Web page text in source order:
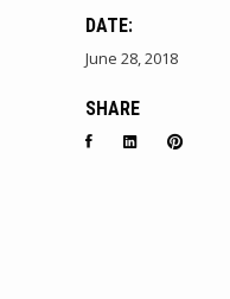
DATE:
June 28, 2018
SHARE